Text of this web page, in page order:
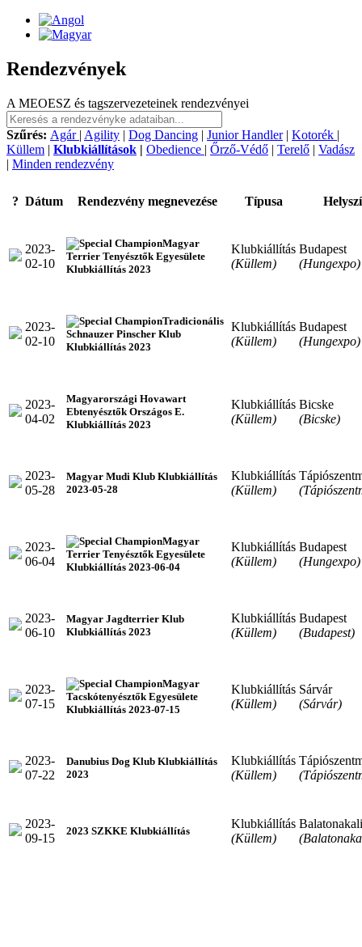
Rendezvények
A MEOESZ és tagszervezeteinek rendezvényei
Szűrés: Agár | Agility | Dog Dancing | Junior Handler| Kotorék |
Küllem | Klubkiállítások | Obedience | Őrző-Védő | Terelő | Vadász
| Minden rendezvény
? Dátum Rendezvény megnevezése Típusa
2023-
02-10
Magyar
Terrier Tenyésztők Egyesülete
Klubkiállítás 2023
Klubkiállítás
(Küllem)
Budapest
(Hungexpo)
2023-
02-10
Tradicionális
Schnauzer Pinscher Klub
Klubkiállítás 2023
Klubkiállítás
(Küllem)
Budapest
(Hungexpo)
2023-
04-02
Magyarországi Hovawart
Ebtenyésztők Országos E.
Klubkiállítás 2023
Klubkiállítás
(Küllem)
Bicske
(Bicske)
2023-
05-28
Magyar Mudi Klub Klubkiállítás
2023-05-28
Klubkiállítás
(Küllem)
2023-
06-04
Magyar
Terrier Tenyésztők Egyesülete
Klubkiállítás 2023-06-04
Klubkiállítás
(Küllem)
Budapest
(Hungexpo)
2023-
06-10
Magyar Jagdterrier Klub
Klubkiállítás 2023
Klubkiállítás
(Küllem)
Budapest
(Budapest)
2023-
07-15
Magyar
Tacskótenyésztők Egyesülete
Klubkiállítás 2023-07-15
Klubkiállítás
(Küllem)
Sárvár
(Sárvár)
2023-
07-22
Danubius Dog Klub Klubkiállítás
2023
Klubkiállítás
(Küllem)
2023-
09-15
2023 SZKKE Klubkiállítás
Klubkiállítás
(Küllem)
Balatonakali